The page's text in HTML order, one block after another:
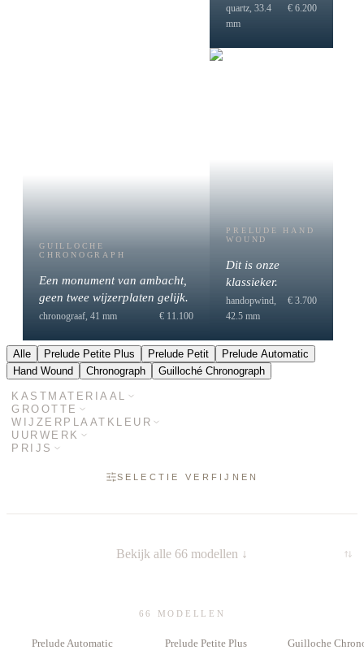
GUILLOCHE
CHRONOGRAPH
Een monument van ambacht,
geen twee wijzerplaten gelijk.
chronograaf, 41 mm € 11.100
quartz, 33.4
mm
€ 6.200
PRELUDE HAND
WOUND
Dit is onze
klassieker.
handopwind,
42.5 mm
€ 3.700
Alle Prelude Petite Plus Prelude Petit
Prelude Automatic
Hand Wound
Chronograph Guilloché Chronograph
KASTMATERIAAL
GROOTTE
WIJZERPLAATKLEUR
UURWERK
PRIJS
SELECTIE VERFIJNEN
Bekijk alle 66 modellen ↓
66 MODELLEN
Prelude Automatic Prelude Petite Plus Guilloche